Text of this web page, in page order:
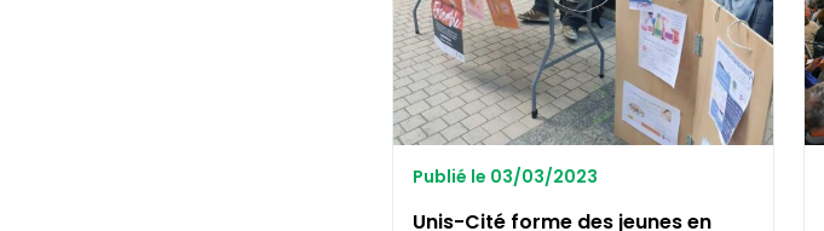
Publié le 03/03/2023
Unis-Cité forme des jeunes en